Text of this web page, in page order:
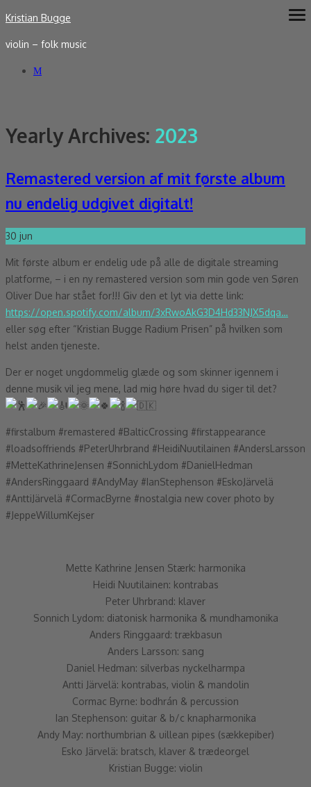
Skip
content
Kristian Bugge
violin – folk music
Yearly Archives: 2023
Remastered version af mit første album
nu endelig udgivet digitalt!
30 jun
Mit første album er endelig ude på alle de digitale streaming
platforme, – i en ny remastered version som min gode ven Søren
Oliver Due har stået for!!! Giv den et lyt via dette link:
https://open.spotify.com/album/3xRwoAkG3D4Hd33NJX5dqa…
eller søg efter “Kristian Bugge Radium Prisen” på hvilken som
helst anden tjeneste.
Der er noget ungdommelig glæde og som skinner igennem i
denne musik vil jeg mene, lad mig høre hvad du siger til det?
#firstalbum #remastered #BalticCrossing #firstappearance
#loadsoffriends #PeterUhrbrand #HeidiNuutilainen #AndersLarsson
#MetteKathrineJensen #SonnichLydom #DanielHedman
#AndersRinggaard #AndyMay #IanStephenson #EskoJärvelä
#AnttiJärvelä #CormacByrne #nostalgia new cover photo by
#JeppeWillumKejser
Mette Kathrine Jensen Stærk: harmonika
Heidi Nuutilainen: kontrabas
Peter Uhrbrand: klaver
Sonnich Lydom: diatonisk harmonika & mundhamonika
Anders Ringgaard: trækbasun
Anders Larsson: sang
Daniel Hedman: silverbas nyckelharmpa
Antti Järvelä: kontrabas, violin & mandolin
Cormac Byrne: bodhrán & percussion
Ian Stephenson: guitar & b/c knapharmonika
Andy May: northumbrian & uillean pipes (sækkepiber)
Esko Järvelä: bratsch, klaver & trædeorgel
Kristian Bugge: violin